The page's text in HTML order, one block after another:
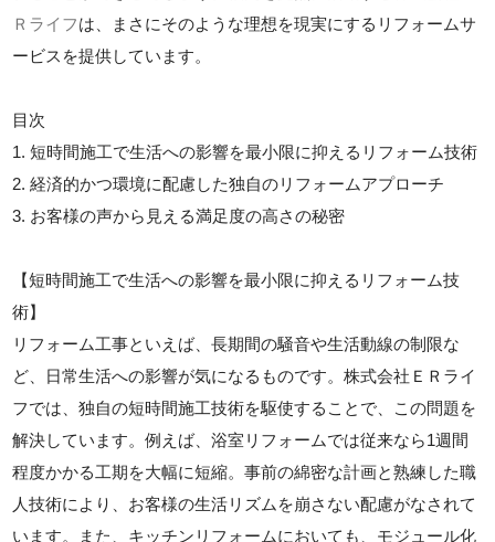
Ｒライフは、まさにそのような理想を現実にするリフォームサ
ービスを提供しています。
目次
1. 短時間施工で生活への影響を最小限に抑えるリフォーム技術
2. 経済的かつ環境に配慮した独自のリフォームアプローチ
3. お客様の声から見える満足度の高さの秘密
【短時間施工で生活への影響を最小限に抑えるリフォーム技
術】
リフォーム工事といえば、長期間の騒音や生活動線の制限な
ど、日常生活への影響が気になるものです。株式会社ＥＲライ
フでは、独自の短時間施工技術を駆使することで、この問題を
解決しています。例えば、浴室リフォームでは従来なら1週間
程度かかる工期を大幅に短縮。事前の綿密な計画と熟練した職
人技術により、お客様の生活リズムを崩さない配慮がなされて
います。また、キッチンリフォームにおいても、モジュール化